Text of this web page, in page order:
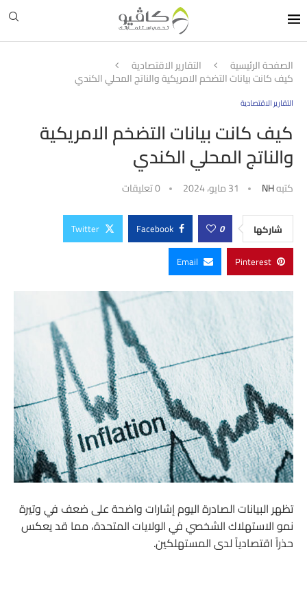
الصفحة الرئيسية التقارير الاقتصادية
كيف كانت بيانات التضخم الامريكية والناتج المحلي الكندي
التقارير الاقتصادية
كيف كانت بيانات التضخم الامريكية
والناتج المحلي الكندي
كتبهNH 31 مايو، 2024 0 تعليقات
شاركها 0
Facebook
Twitter
Pinterest
Email
تظهر البيانات الصادرة اليوم إشارات واضحة على ضعف في وتيرة
نمو الاستهلاك الشخصي في الولايات المتحدة، مما قد يعكس
حذراً اقتصادياً لدى المستهلكين.